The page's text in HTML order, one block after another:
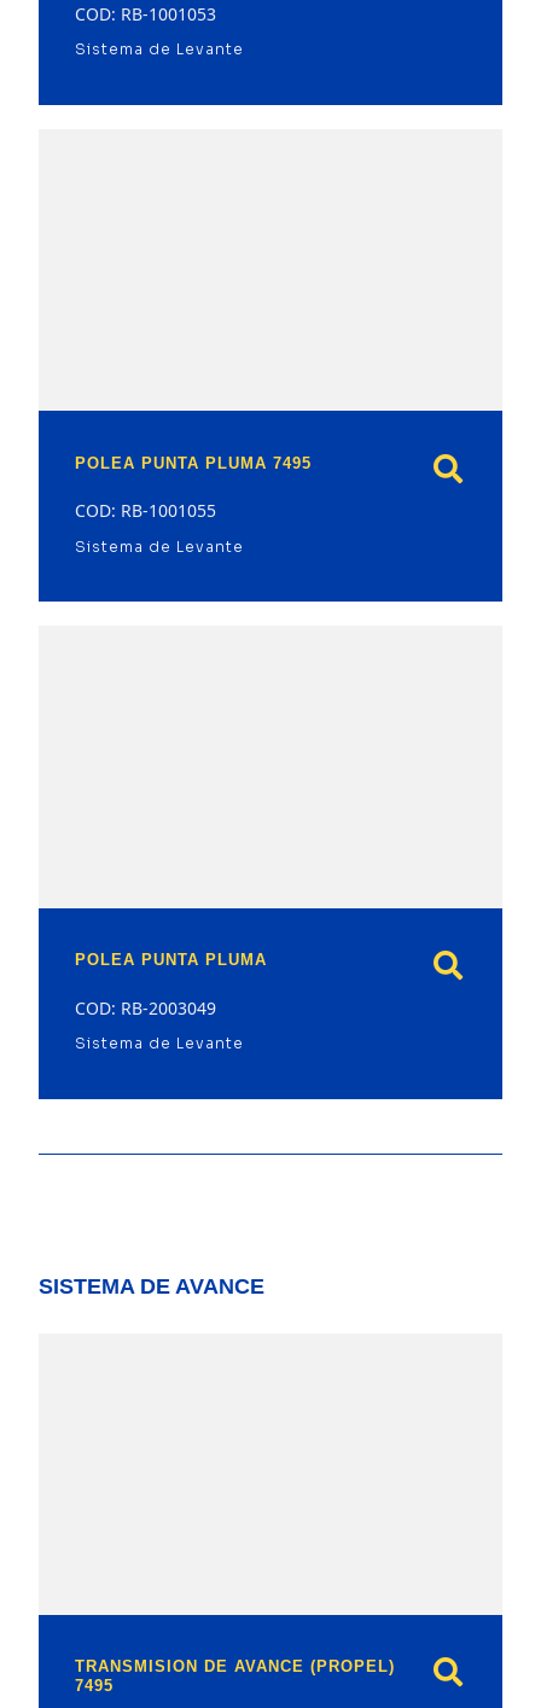
COD: RB-1001053
Sistema de Levante
POLEA PUNTA PLUMA 7495
COD: RB-1001055
Sistema de Levante
POLEA PUNTA PLUMA
COD: RB-2003049
Sistema de Levante
SISTEMA DE AVANCE
TRANSMISION DE AVANCE (PROPEL)
7495